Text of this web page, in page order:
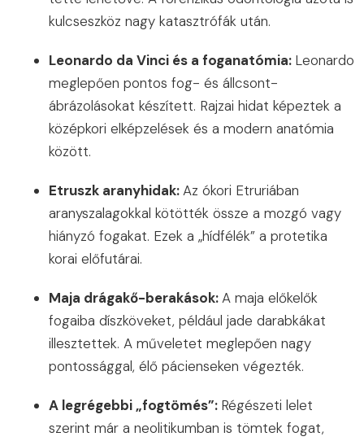
kulcseszköz nagy katasztrófák után.
Leonardo da Vinci és a foganatómia: Leonardo
meglepően pontos fog- és állcsont-
ábrázolásokat készített. Rajzai hidat képeztek a
középkori elképzelések és a modern anatómia
között.
Etruszk aranyhidak:Az ókori Etruriában
aranyszalagokkal kötötték össze a mozgó vagy
hiányzó fogakat. Ezek a „hídfélék” a protetika
korai előfutárai.
Maja drágakő-berakások:A maja előkelők
fogaiba díszköveket, például jade darabkákat
illesztettek. A műveletet meglepően nagy
pontossággal, élő pácienseken végezték.
A legrégebbi „fogtömés”: Régészeti lelet
szerint már a neolitikumban is tömtek fogat,